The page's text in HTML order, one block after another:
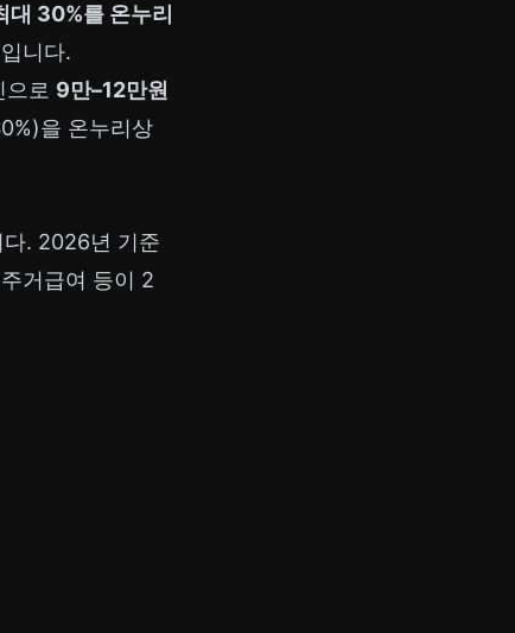
대 30%를 온누리
니다.
로 9만–12만원
을 온누리상
다. 2026년 기준
거급여 등이 2